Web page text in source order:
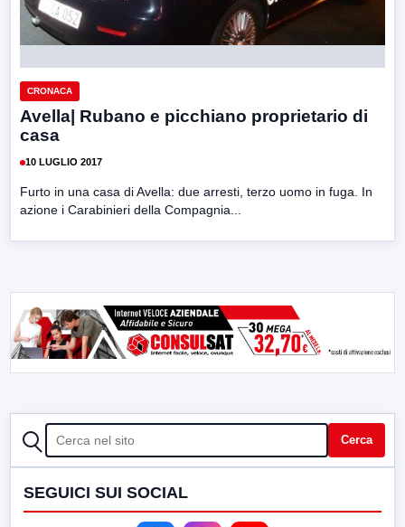
CRONACA
Avella| Rubano e picchiano proprietario di
casa
10 LUGLIO 2017
Furto in una casa di Avella: due arresti, terzo uomo in fuga. In
azione i Carabinieri della Compagnia...
CERCA Cerca
SEGUICI SUI SOCIAL